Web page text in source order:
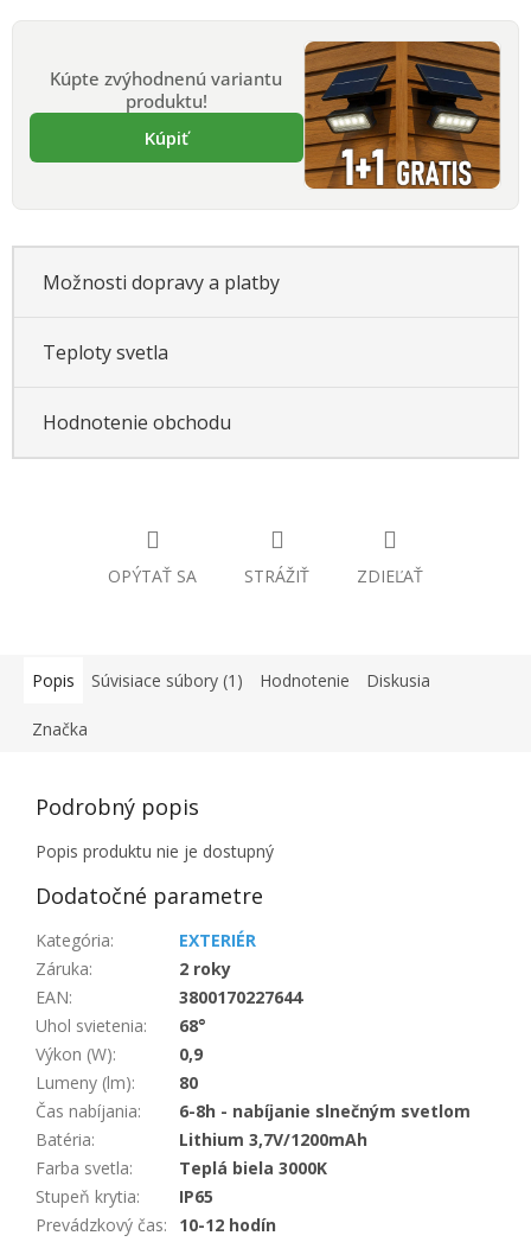
Kúpte zvýhodnenú variantu
produktu!
Kúpiť
Možnosti dopravy a platby
Teploty svetla
Hodnotenie obchodu
OPÝTAŤ SA STRÁŽIŤ ZDIEĽAŤ
Popis Súvisiace súbory (1) Hodnotenie Diskusia
Značka
Podrobný popis
Popis produktu nie je dostupný
Dodatočné parametre
Kategória:
EXTERIÉR
Záruka:
2 roky
EAN:
3800170227644
Uhol svietenia:
68°
Výkon (W):
0,9
Lumeny (lm):
80
Čas nabíjania:
6-8h - nabíjanie slnečným svetlom
Batéria:
Lithium 3,7V/1200mAh
Farba svetla:
Teplá biela 3000K
Stupeň krytia:
IP65
Prevádzkový čas: 10-12 hodín